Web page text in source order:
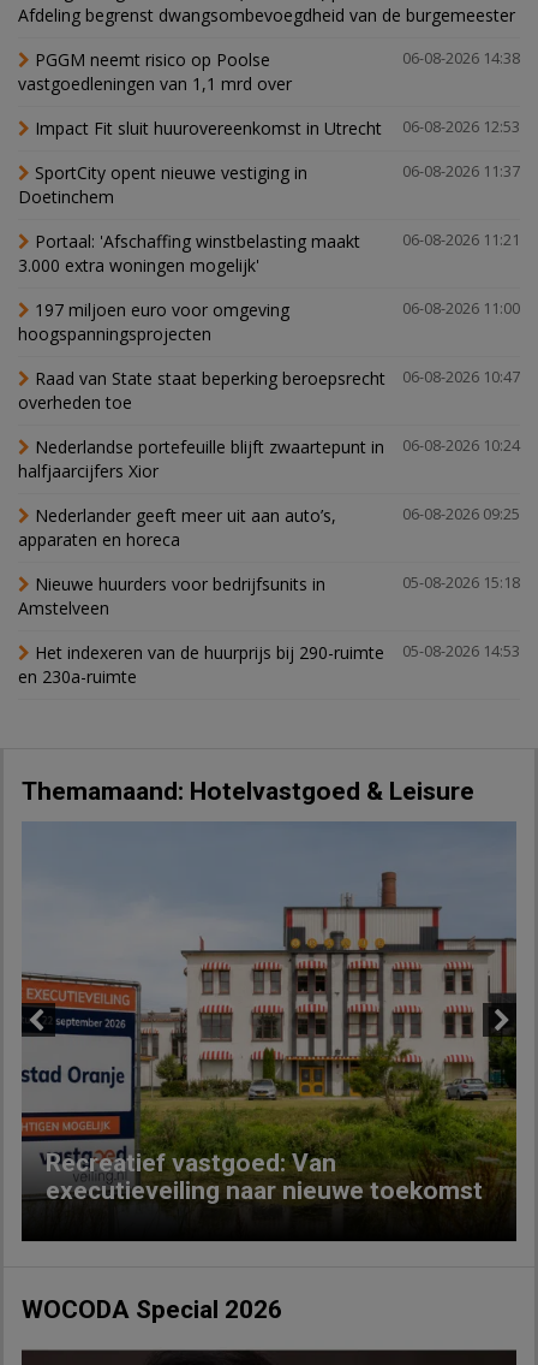
Afdeling begrenst dwangsombevoegdheid van de burgemeester
06-08-2026 14:38
PGGM neemt risico op Poolse
vastgoedleningen van 1,1 mrd over
06-08-2026 12:53
Impact Fit sluit huurovereenkomst in Utrecht
06-08-2026 11:37
SportCity opent nieuwe vestiging in
Doetinchem
06-08-2026 11:21
Portaal: 'Afschaffing winstbelasting maakt
3.000 extra woningen mogelijk'
06-08-2026 11:00
197 miljoen euro voor omgeving
hoogspanningsprojecten
06-08-2026 10:47
Raad van State staat beperking beroepsrecht
overheden toe
06-08-2026 10:24
Nederlandse portefeuille blijft zwaartepunt in
halfjaarcijfers Xior
06-08-2026 09:25
Nederlander geeft meer uit aan auto’s,
apparaten en horeca
05-08-2026 15:18
Nieuwe huurders voor bedrijfsunits in
Amstelveen
05-08-2026 14:53
Het indexeren van de huurprijs bij 290-ruimte
en 230a-ruimte
Themamaand: Hotelvastgoed & Leisure
Recreatief vastgoed: Van
executieveiling naar nieuwe toekomst
Next
WOCODA Special 2026